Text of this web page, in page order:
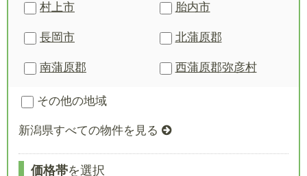
村上市 胎内市
長岡市 北蒲原郡
南蒲原郡 西蒲原郡弥彦村
その他の地域
新潟県すべての物件を見る
価格帯を選択